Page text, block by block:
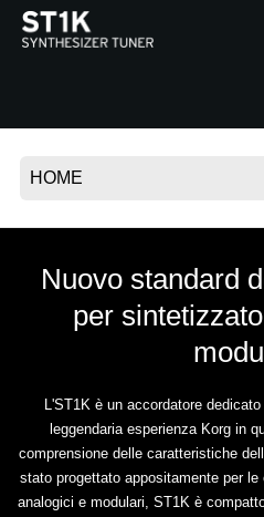
News
A proposito di Korg
Nuovo standard
per
L'ST1K è un accordatore
leggendaria esperienza Korg in
comprensione delle caratteristiche
stato progettato appositamente per
analogici e modulari, ST1K è